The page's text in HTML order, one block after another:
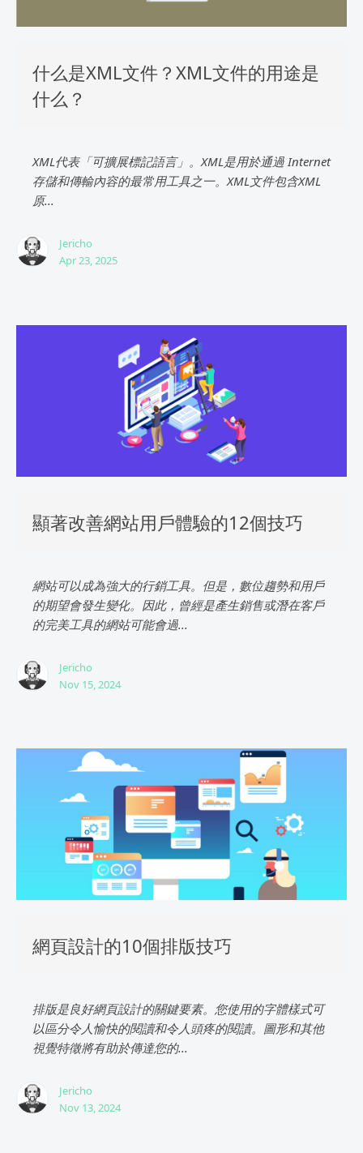
什么是XML文件？XML文件的用途是
什么？
XML代表「可擴展標記語言」。XML是用於通過 Internet
存儲和傳輸內容的最常用工具之一。XML文件包含XML
原...
Jericho
Apr 23, 2025
顯著改善網站用戶體驗的12個技巧
網站可以成為強大的行銷工具。但是，數位趨勢和用戶
的期望會發生變化。因此，曾經是產生銷售或潛在客戶
的完美工具的網站可能會過...
Jericho
Nov 15, 2024
網頁設計的10個排版技巧
排版是良好網頁設計的關鍵要素。您使用的字體樣式可
以區分令人愉快的閱讀和令人頭疼的閱讀。圖形和其他
視覺特徵將有助於傳達您的...
Jericho
Nov 13, 2024